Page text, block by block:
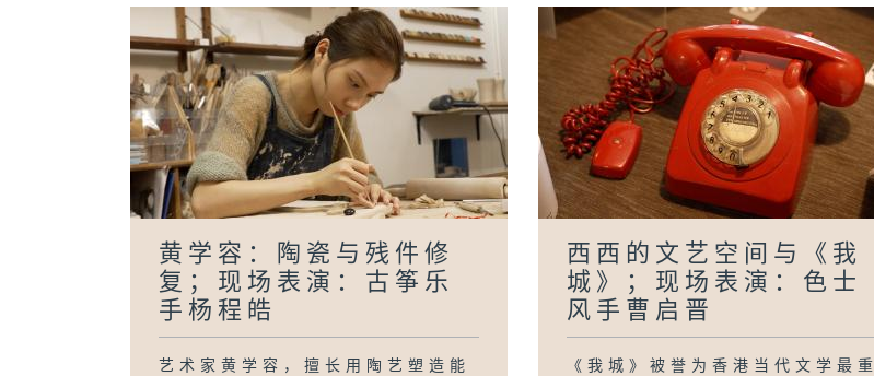
黄学容：陶瓷与残件修
复；现场表演：古筝乐
手杨程皓
艺术家黄学容，擅长用陶艺塑造能
西西的文艺空间与《我
城》；现场表演：色士
风手曹启晋
《我城》被誉为香港当代文学最重